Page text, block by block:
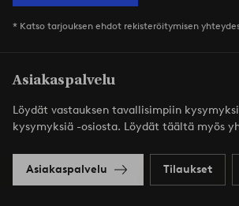
* Katso tarjouksen ehdot rekisteröitymisen
Asiakaspalvelu
Löydät vastauksen tavallisimpiin
kysymyksiä -osiosta. Löydät täältä myös
Asiakaspalvelu Tilaukset